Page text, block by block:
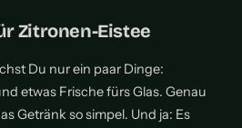
Zitronen-Eistee
Du nur ein paar Dinge:
etwas Frische fürs Glas. Genau
Getränk so simpel. Und ja: Es